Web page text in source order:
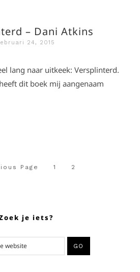
– Dani Atkins
24, 2015
lang naar uitkeek: Versplinterd.
dit boek mij aangenaam
Page 1 2
je iets?